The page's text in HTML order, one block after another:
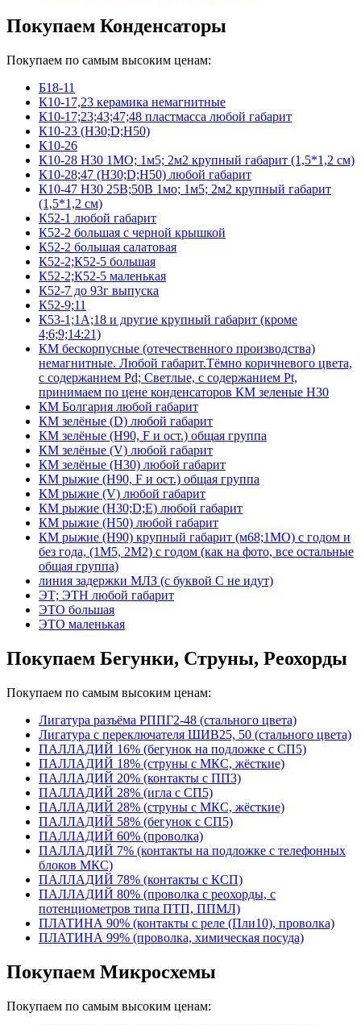
Покупаем Конденсаторы
Покупаем по самым высоким ценам:
Б18-11
К10-17,23 керамика немагнитные
К10-17;23;43;47;48 пластмасса любой габарит
К10-23 (Н30;D;Н50)
К10-26
К10-28 Н30 1МО; 1м5; 2м2 крупный габарит (1,5*1,2 см)
К10-28;47 (Н30;D;Н50) любой габарит
К10-47 Н30 25В;50В 1мо; 1м5; 2м2 крупный габарит
(1,5*1,2 см)
К52-1 любой габарит
К52-2 большая с черной крышкой
К52-2 большая салатовая
К52-2;К52-5 большая
К52-2;К52-5 маленькая
К52-7 до 93г выпуска
К52-9;11
К53-1;1А;18 и другие крупный габарит (кроме
4;6;9;14:21)
КМ бескорпусные (отечественного производства)
немагнитные. Любой габарит.Тёмно коричневого цвета,
с содержанием Pd; Светлые, с содержанием Pt,
принимаем по цене конденсаторов КМ зеленые Н30
КМ Болгария любой габарит
КМ зелёные (D) любой габарит
КМ зелёные (H90, F и ост.) общая группа
КМ зелёные (V) любой габарит
КМ зелёные (Н30) любой габарит
КМ рыжие (H90, F и ост.) общая группа
КМ рыжие (V) любой габарит
КМ рыжие (Н30;D;E) любой габарит
КМ рыжие (Н50) любой габарит
КМ рыжие (Н90) крупный габарит (м68;1МО) с годом и
без года, (1М5, 2М2) с годом (как на фото, все остальные
общая группа)
линия задержки МЛЗ (с буквой С не идут)
ЭТ; ЭТН любой габарит
ЭТО большая
ЭТО маленькая
Покупаем Бегунки, Струны, Реохорды
Покупаем по самым высоким ценам:
Лигатура разъёма РППГ2-48 (стального цвета)
Лигатура с переключателя ШИВ25, 50 (стального цвета)
ПАЛЛАДИЙ 16% (бегунок на подложке с СП5)
ПАЛЛАДИЙ 18% (струны с МКС, жёсткие)
ПАЛЛАДИЙ 20% (контакты с ПП3)
ПАЛЛАДИЙ 28% (игла с СП5)
ПАЛЛАДИЙ 28% (струны с МКС, жёсткие)
ПАЛЛАДИЙ 58% (бегунок с СП5)
ПАЛЛАДИЙ 60% (проволка)
ПАЛЛАДИЙ 7% (контакты на подложке с телефонных
блоков МКС)
ПАЛЛАДИЙ 78% (контакты с КСП)
ПАЛЛАДИЙ 80% (проволка с реохорды, с
потенциометров типа ПТП, ППМЛ)
ПЛАТИНА 90% (контакты с реле (Пли10), проволка)
ПЛАТИНА 99% (проволка, химическая посуда)
Покупаем Микросхемы
Покупаем по самым высоким ценам: